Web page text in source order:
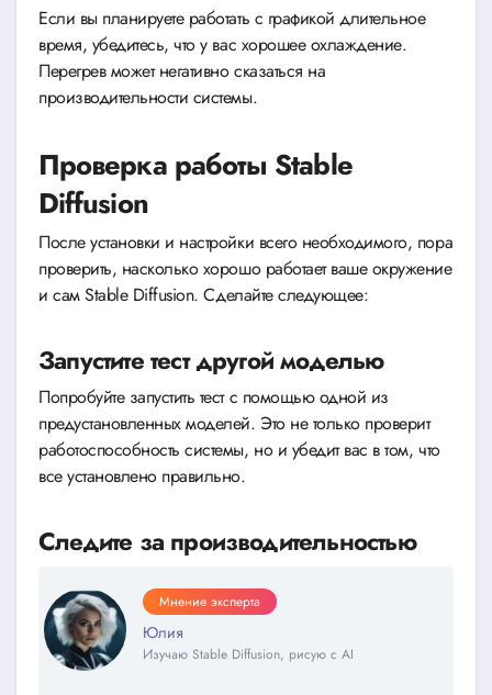
Если вы планируете работать с графикой длительное
время, убедитесь, что у вас хорошее охлаждение.
Перегрев может негативно сказаться на
производительности системы.
Проверка работы Stable
Diffusion
После установки и настройки всего необходимого, пора
проверить, насколько хорошо работает ваше окружение
и сам Stable Diffusion. Сделайте следующее:
Запустите тест другой моделью
Попробуйте запустить тест с помощью одной из
предустановленных моделей. Это не только проверит
работоспособность системы, но и убедит вас в том, что
все установлено правильно.
Следите за производительностью
Мнение эксперта
Юлия
Изучаю Stable Diffusion, рисую с AI